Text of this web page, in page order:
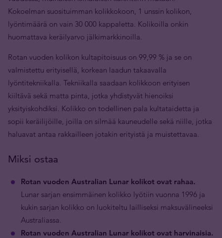
Kokoelman suosituimman kolikkokoon, 1 unssin kolikon,
lyöntimäärä on vain 30 000 kappaletta. Kolikoilla onkin
huomattava keräilyarvo jälkimarkkinoilla.
Rotan vuoden kolikon kultapitoisuus on 99,99 % ja se on
valmistettu erityisellä, korkean laadun takaavalla
lyöntitekniikalla. Tekniikalla saadaan kolikkoon erityisen
kiiltävä sekä matta pinta, jotka yhdistyvät hienoiksi
yksityiskohdiksi. Kolikko on todellinen pala kultataidetta ja
sopii keräilijöille, joilla on silmää kauneudelle sekä niille, jotka
haluavat antaa rakkailleen jotakin erityistä ja muistettavaa.
Miksi ostaa
Rotan vuoden Australian Lunar kolikot ovat rahaa.
Lunar sarjan ensimmäinen kolikko lyötiin vuonna 1996 ja
kukin sarjan kolikko on luokiteltu lailliseksi maksuvälineeksi
Australiassa.
Rotan vuoden Australian Lunar kolikot ovat harvinaisia.